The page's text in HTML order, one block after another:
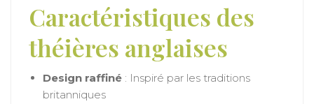
Caractéristiques des
théières anglaises
Design raffiné : Inspiré par les traditions
britanniques